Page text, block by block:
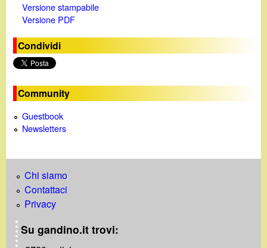
Versione stampabile
Versione PDF
Condividi
Community
Guestbook
Newsletters
Chi siamo
Contattaci
Privacy
Su gandino.it trovi: